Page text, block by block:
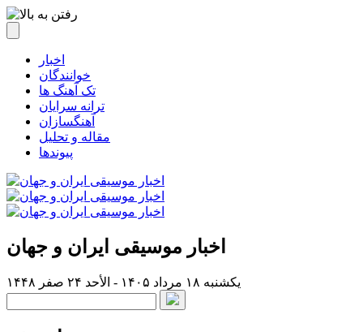
اخبار
خوانندگان
تک آهنگ ها
ترانه سرایان
آهنگسازان
مقاله و تحلیل
پیوندها
اخبار موسیقی ایران و جهان
یکشنبه ۱۸ مرداد ۱۴۰۵ - الأحد ۲۴ صفر ۱۴۴۸